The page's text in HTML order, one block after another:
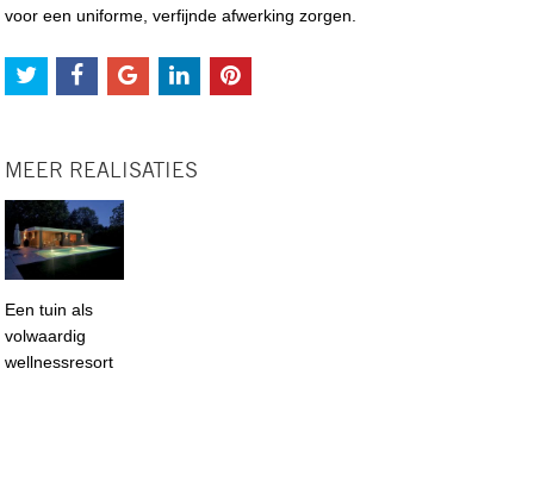
voor een uniforme, verfijnde afwerking zorgen.
MEER REALISATIES
Een tuin als
volwaardig
wellnessresort